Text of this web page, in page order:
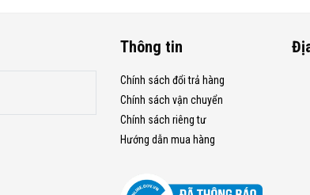
Thông tin
Chính sách đổi trả hàng
Chính sách vận chuyển
Chính sách riêng tư
Hướng dẫn mua hàng